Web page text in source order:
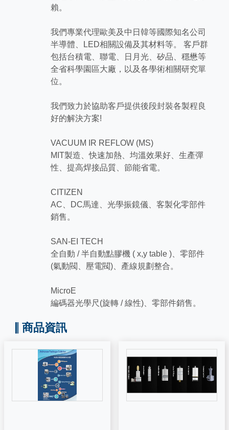
賴。
我們專業代理歐美及中日韓等國際知名公司
半導體、LED相關設備及其材料等。 客戶群
包括台積電、聯電、日月光、矽品、穩懋等
全省科學園區大廠，以及各學術相關研究單
位。
我們致力於協助客戶提供後段封裝各製程良
好的解決方案!
VACUUM IR REFLOW (MS)
MIT製造、快速加熱、均溫效果好、生產彈
性、提高焊接品質、節能省電。
CITIZEN
AC、DC馬達、光學振鏡儀、客製化零部件
銷售。
SAN-EI TECH
全自動 / 半自動點膠機 ( x,y table )、零部件
(氣動閥、壓電閥)、產線規劃整合。
MicroE
編碼器光學尺(旋轉 / 線性)、零部件銷售。
商品資訊